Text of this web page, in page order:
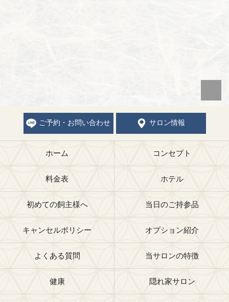
ご予約・お問い合わせ サロン情報
ホーム コンセプト
料金表 ホテル
初めての飼主様へ 当日のご持参品
キャンセルポリシー オプション紹介
よくある質問 当サロンの特徴
健康 隠れ家サロン